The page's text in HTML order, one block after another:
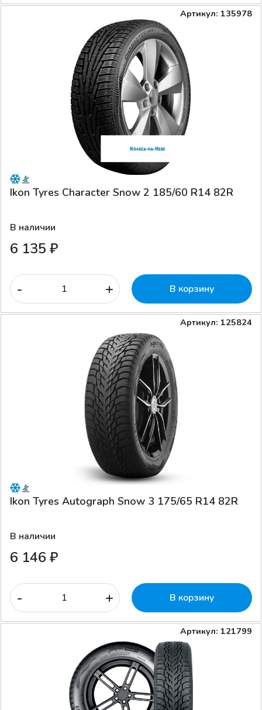
Артикул: 135978
Ikon Tyres Character Snow 2 185/60 R14 82R
В наличии
6 135 ₽
- + В корзину
Артикул: 125824
Ikon Tyres Autograph Snow 3 175/65 R14 82R
В наличии
6 146 ₽
- + В корзину
Артикул: 121799